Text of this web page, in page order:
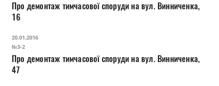
Про демонтаж тимчасової споруди на вул. Винниченка,
16
20.01.2016
№3-2
Про демонтаж тимчасової споруди на вул. Винниченка,
47